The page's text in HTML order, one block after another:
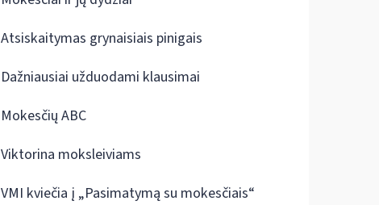
Atsiskaitymas grynaisiais pinigais
Dažniausiai užduodami klausimai
Mokesčių ABC
Viktorina moksleiviams
VMI kviečia į „Pasimatymą su mokesčiais“